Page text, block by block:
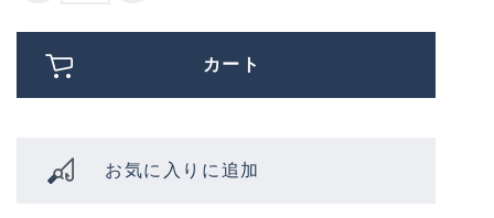
カート
お気に入りに追加